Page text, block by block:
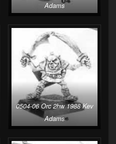
Adams
0504-06 Orc 2hw 1988 Kev
Adams